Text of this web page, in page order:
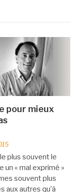
pour mieux
plus souvent le
un « mal exprimé »
souvent plus
aux autres qu’à